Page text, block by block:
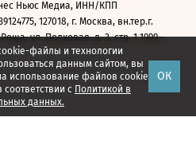
файлы и технологии
данным сайтом, вы
использование файлов cookie
с Политикой в
данных.
ОК
Ньюс Медиа, ИНН/КПП
127018, г. Москва, вн.тер.г.
ул. Полковая, д. 3, стр. 1 1999—